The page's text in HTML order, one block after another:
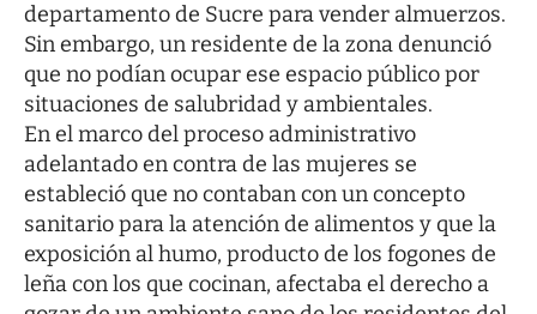
departamento de Sucre para vender almuerzos.
Sin embargo, un residente de la zona denunció
que no podían ocupar ese espacio público por
situaciones de salubridad y ambientales.
En el marco del proceso administrativo
adelantado en contra de las mujeres se
estableció que no contaban con un concepto
sanitario para la atención de alimentos y que la
exposición al humo, producto de los fogones de
leña con los que cocinan, afectaba el derecho a